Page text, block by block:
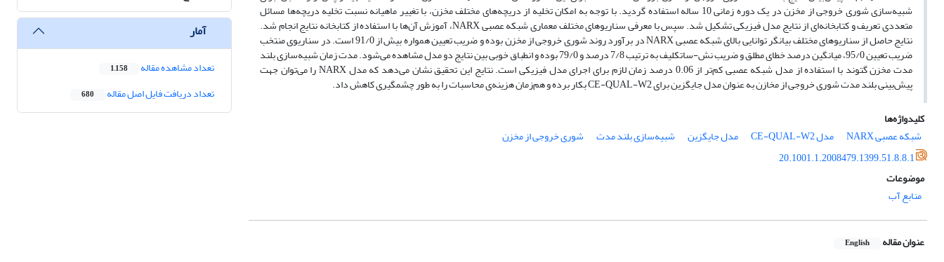
شبیه‌سازی شوری خروجی از مخزن در یک دوره زمانی 10 ساله استفاده گردید. با توجه به امکان تخلیه از دریچه‌های مختلف مخزن، با تغییر ماهیانه نسبت تخلیه دریچه‌ها مسائل
متعددی تعریف و کتابخانه‌ای از نتایج مدل فیزیکی تشکیل شد. سپس با معرفی سناریوهای مختلف معماری شبکه عصبی NARX، آموزش آن‌ها با استفاده از کتابخانه نتایج انجام شد.
نتایج حاصل از سناریوهای مختلف بیانگر توانایی بالای شبکه عصبی NARX در برآورد روند شوری خروجی از مخزن بوده و ضریب تعیین همواره بیش از 91/0 است. در سناریوی منتخب
ضریب تعیین 95/0، میانگین درصد خطای مطلق و ضریب نش-ساتکلیف به ترتیب 7/8 درصد و 79/0 بوده و انطباق خوبی بین نتایج دو مدل مشاهده می‌شود. مدت زمان شبیه‌سازی بلند
مدت مخزن گتوند با استفاده از مدل شبکه عصبی کم‌تر از 0.06 درصد زمان لازم برای اجرای مدل فیزیکی است. نتایج این تحقیق نشان می‌دهد که مدل NARX را می‌توان جهت
پیش‌بینی بلند مدت شوری خروجی از مخازن به عنوان مدل جایگزین برای CE-QUAL-W2 بکار برده و هم‌زمان هزینه‌ی محاسبات را به طور چشمگیری کاهش داد.
کلیدواژه‌ها
شبکه عصبی NARX
مدل CE-QUAL-W2 مدل جایگزین شبیه‌سازی بلند مدت
شوری خروجی از مخزن
20.1001.1.2008479.1399.51.8.8.1
موضوعات
منابع آب
عنوان مقاله English
آمار
تعداد مشاهده مقاله 1,158
تعداد دریافت فایل اصل مقاله 680